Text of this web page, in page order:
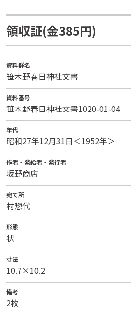
領収証(金385円)
資料群名
笹木野春日神社文書
資料番号
笹木野春日神社文書1020-01-04
年代
昭和27年12月31日＜1952年＞
作者・発給者・発行者
坂野商店
宛て所
村惣代
形態
状
寸法
10.7×10.2
備考
2枚